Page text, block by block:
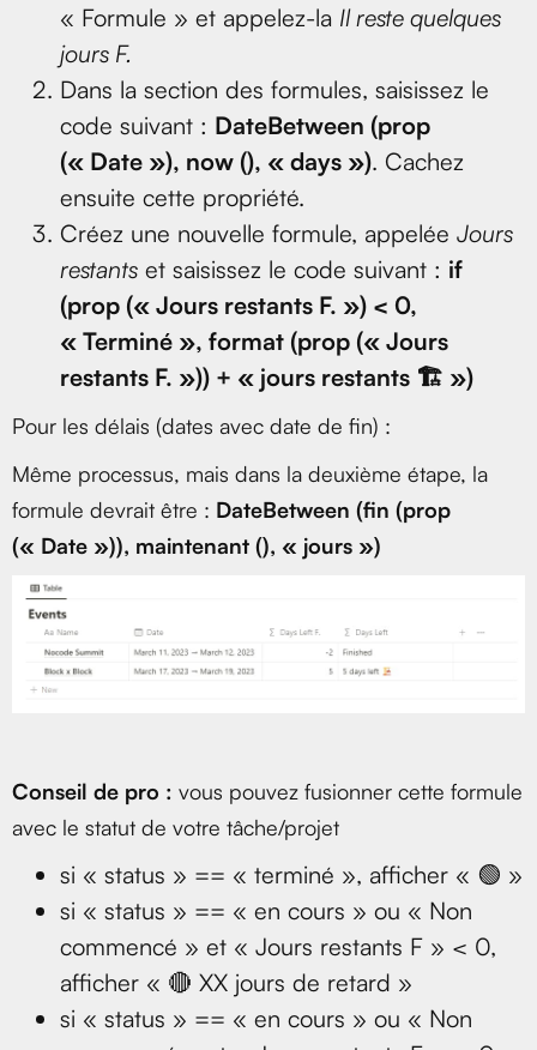
« Formule » et appelez-la Il reste quelques
jours F.
Dans la section des formules, saisissez le
code suivant : DateBetween (prop
(« Date »), now (), « days »). Cachez
ensuite cette propriété.
Créez une nouvelle formule, appelée Jours
restants et saisissez le code suivant : if
(prop (« Jours restants F. ») < 0,
« Terminé », format (prop (« Jours
restants F. »)) + « jours restants 🏗️ »)
Pour les délais (dates avec date de fin) :
Même processus, mais dans la deuxième étape, la
formule devrait être : DateBetween (fin (prop
(« Date »)), maintenant (), « jours »)
Conseil de pro : vous pouvez fusionner cette formule
avec le statut de votre tâche/projet
si « status » == « terminé », afficher « 🟢 »
si « status » == « en cours » ou « Non
commencé » et « Jours restants F » < 0,
afficher « 🔴 XX jours de retard »
si « status » == « en cours » ou « Non